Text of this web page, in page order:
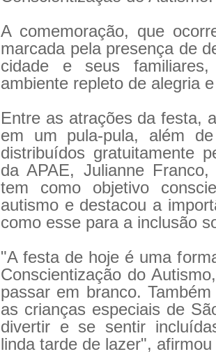
A comemoração, que
marcada pela presença de
cidade e seus
ambiente repleto de alegria
Entre as atrações da festa,
em um pula-pula, além
distribuídos gratuitamente
da APAE, Julianne
tem como objetivo
autismo e destacou a
como esse para a inclusão
"A festa de hoje é uma
Conscientização do
passar em branco.
as crianças especiais de
divertir e se sentir
linda tarde de lazer", afirmou